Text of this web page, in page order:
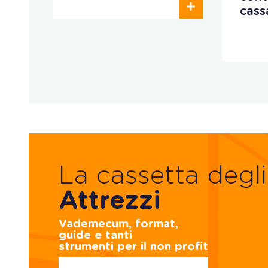
La cassetta degli
Attrezzi
Vademecum, format,
guide e tanti
strumenti per il non profit